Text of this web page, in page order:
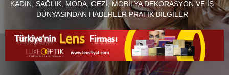
KADIN, SAĞLIK, MODA, GEZI, MOBILYA DEKORASYON VE İŞ
DÜNYASINDAN HABERLER PRATIK BILGILER